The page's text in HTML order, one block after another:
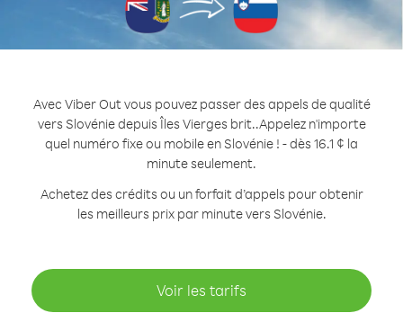
Avec Viber Out vous pouvez passer des appels de qualité
vers Slovénie depuis Îles Vierges brit..Appelez n'importe
quel numéro fixe ou mobile en Slovénie ! - dès 16.1 ¢ la
minute seulement.
Achetez des crédits ou un forfait d’appels pour obtenir
les meilleurs prix par minute vers Slovénie.
Voir les tarifs